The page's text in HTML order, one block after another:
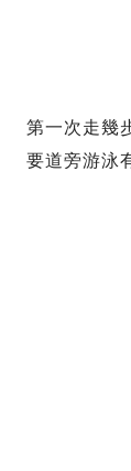
第一次走幾
要道旁游泳